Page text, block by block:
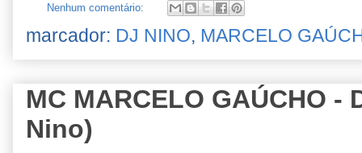
Nenhum comentário:
marcador: DJ NINO, MARCELO
MC MARCELO GAÚCHO
Nino)